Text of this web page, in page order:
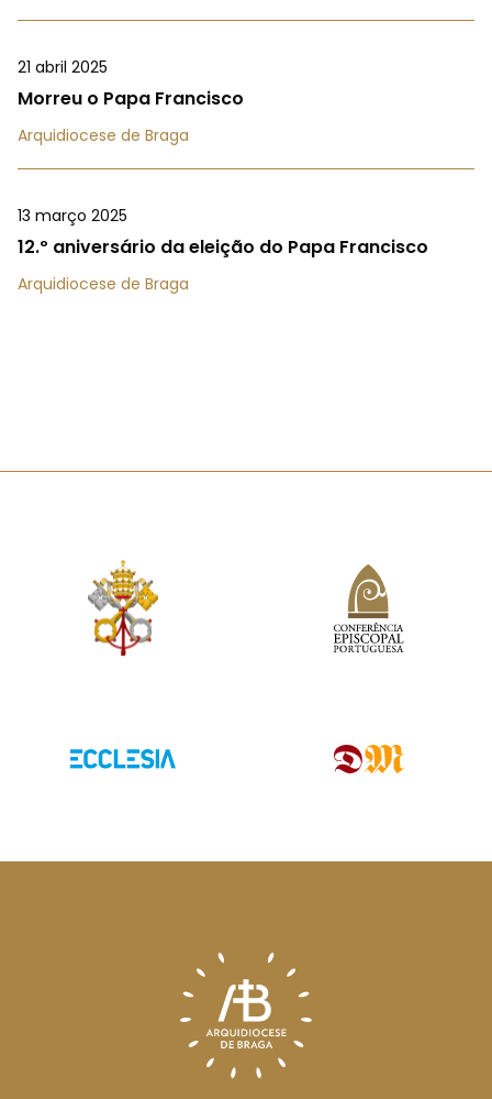
21 abril 2025
Morreu o Papa Francisco
Arquidiocese de Braga
13 março 2025
12.º aniversário da eleição do Papa Francisco
Arquidiocese de Braga